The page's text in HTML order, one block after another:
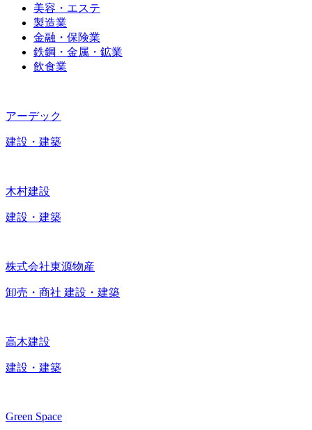
美容・エステ
製造業
金融・保険業
鉄鋼・金属・鉱業
飲食業
アーデック
建設・建築
木村建設
建設・建築
株式会社東源物産
卸売・商社 建設・建築
高木建設
建設・建築
Green Space